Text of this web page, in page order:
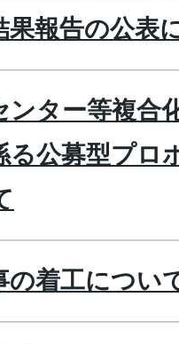
果報告の公表
ンター等複合
る公募型プロ
の着工につい